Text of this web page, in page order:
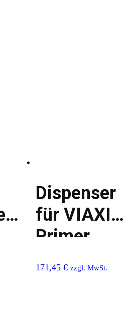
Dispenser
für VIAXI
Primer
171,45€ zzgl. MwSt.